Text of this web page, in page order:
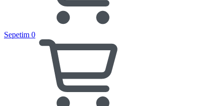
Sepetim 0